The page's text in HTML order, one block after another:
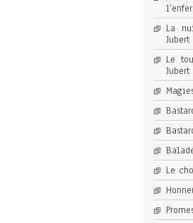
La
Jubert
Le
Jubert
Le